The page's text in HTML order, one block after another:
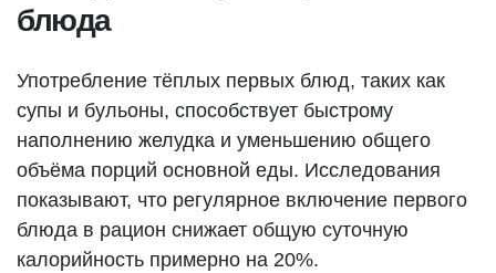
блюда
Употребление тёплых первых блюд, таких как
супы и бульоны, способствует быстрому
наполнению желудка и уменьшению общего
объёма порций основной еды. Исследования
показывают, что регулярное включение первого
блюда в рацион снижает общую суточную
калорийность примерно на 20%.